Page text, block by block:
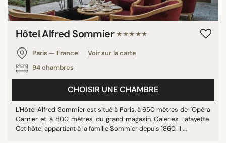
Balcon
Chambres familiales
Jardin/terrasse
Piscine
Restaurant
Tout afficher
Hôtel Alfred Sommier ★★★★★
Paris — France
Voir sur la carte
94 chambres
CHOISIR UNE CHAMBRE
L'Hôtel Alfred Sommier est situé à Paris, à 650 mètres de l'Opéra
Garnier et à 800 mètres du grand magasin Galeries Lafayette.
Cet hôtel appartient à la famille Sommier depuis 1860. Il ...